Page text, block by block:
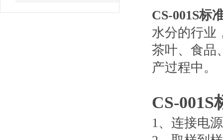
CS-001S标
水分的行业
茶叶、食品
产过程中。
CS-001S
1、连接电